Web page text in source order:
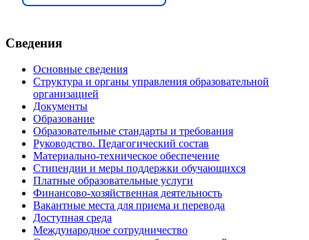
Сведения
Основные сведения
Структура и органы управления образовательной
организацией
Документы
Образование
Образовательные стандарты и требования
Руководство. Педагогический состав
Материально-техническое обеспечение
Стипендии и меры поддержки обучающихся
Платные образовательные услуги
Финансово-хозяйственная деятельность
Вакантные места для приема и перевода
Доступная среда
Международное сотрудничество